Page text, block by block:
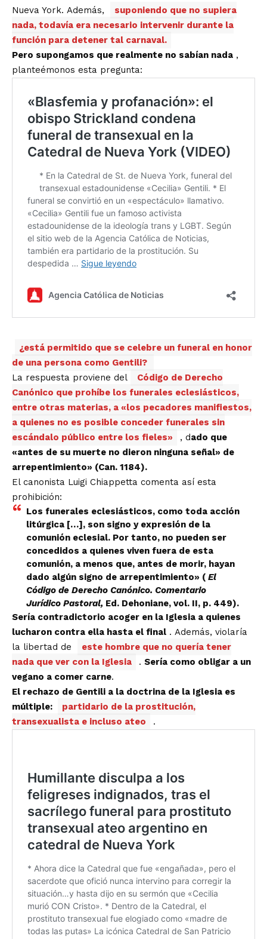
Nueva York. Además,
suponiendo que no supiera
nada, todavía era necesario intervenir durante la
función para detener tal carnaval.
Pero supongamos que realmente no sabían nada ,
planteémonos esta pregunta:
¿está permitido que se celebre un funeral en honor
de una persona como Gentili?
La respuesta proviene del
Código de Derecho
Canónico que prohíbe los funerales eclesiásticos,
entre otras materias, a «los pecadores manifiestos,
a quienes no es posible conceder funerales sin
escándalo público entre los fieles»
, dado que
«antes de su muerte no dieron ninguna señal» de
arrepentimiento» (Can. 1184).
El canonista Luigi Chiappetta comenta así esta
prohibición:
Los funerales eclesiásticos, como toda acción
litúrgica […], son signo y expresión de la
comunión eclesial. Por tanto, no pueden ser
concedidos a quienes viven fuera de esta
comunión, a menos que, antes de morir, hayan
dado algún signo de arrepentimiento» ( El
Código de Derecho Canónico. Comentario
Jurídico Pastoral, Ed. Dehoniane, vol. II, p. 449).
Sería contradictorio acoger en la Iglesia a quienes
lucharon contra ella hasta el final . Además, violaría
la libertad de
este hombre que no quería tener
nada que ver con la Iglesia
. Sería como obligar a un
vegano a comer carne.
El rechazo de Gentili a la doctrina de la Iglesia es
múltiple:
partidario de la prostitución,
transexualista e incluso ateo
.